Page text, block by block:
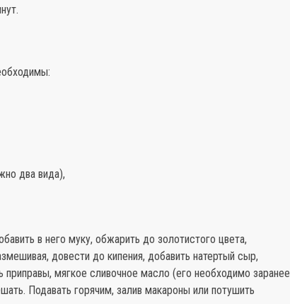
два вида),
в него муку, обжарить до золотистого цвета,
довести до кипения, добавить натертый сыр,
мягкое сливочное масло (его необходимо заранее
Подавать горячим, залив макароны или потушить